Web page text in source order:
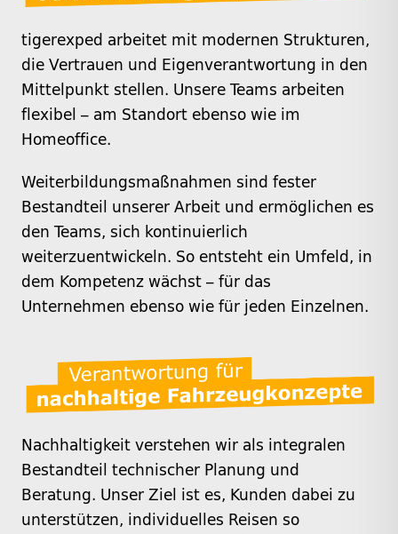
tigerexped arbeitet mit modernen Strukturen,
die Vertrauen und Eigenverantwortung in den
Mittelpunkt stellen. Unsere Teams arbeiten
flexibel – am Standort ebenso wie im
Homeoffice.
Weiterbildungsmaßnahmen sind fester
Bestandteil unserer Arbeit und ermöglichen es
den Teams, sich kontinuierlich
weiterzuentwickeln. So entsteht ein Umfeld, in
dem Kompetenz wächst – für das
Unternehmen ebenso wie für jeden Einzelnen.
Nachhaltigkeit verstehen wir als integralen
Bestandteil technischer Planung und
Beratung. Unser Ziel ist es, Kunden dabei zu
unterstützen, individuelles Reisen so